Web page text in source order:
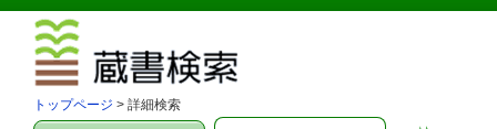
トップページ > 詳細検索